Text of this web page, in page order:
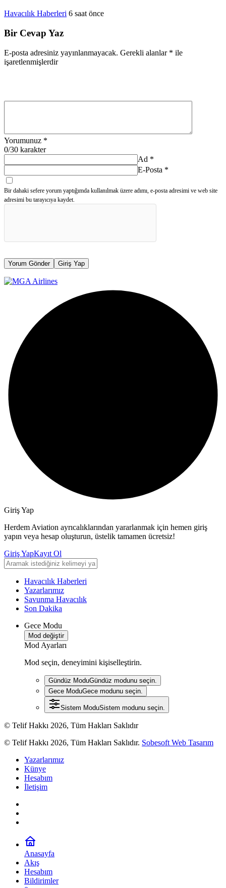
Havacılık Haberleri 6 saat önce
Bir Cevap Yaz
E-posta adresiniz yayınlanmayacak. Gerekli alanlar * ile
işaretlenmişlerdir
Yorumunuz *
0/30 karakter
Ad *
E-Posta *
Bir dahaki sefere yorum yaptığımda kullanılmak üzere adımı, e-posta adresimi ve web site
adresimi bu tarayıcıya kaydet.
Yorum Gönder Giriş Yap
Giriş Yap
Herdem Aviation ayrıcalıklarından yararlanmak için hemen giriş
yapın veya hesap oluşturun, üstelik tamamen ücretsiz!
Giriş YapKayıt Ol
Havacılık Haberleri
Yazarlarımız
Savunma Havacılık
Son Dakika
Gece Modu
Mod değiştir
Mod Ayarları
Mod seçin, deneyimini kişiselleştirin.
Gündüz ModuGündüz modunu seçin.
Gece ModuGece modunu seçin.
Sistem ModuSistem modunu seçin.
© Telif Hakkı 2026, Tüm Hakları Saklıdır
© Telif Hakkı 2026, Tüm Hakları Saklıdır. Sobesoft Web Tasarım
Yazarlarımız
Künye
Hesabım
İletişim
Anasayfa
Akış
Hesabım
Bildirimler